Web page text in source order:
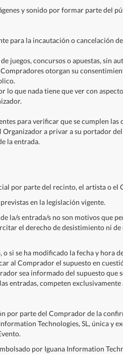
y sonido por formar parte del
para la incautación o cancelación
concursos o apuestas, sin
otorgan su
que nada tiene que ver con
para verificar que se cumplen
a privar a su portador del
la entrada.
por parte del recinto, el artista o
en la legislación vigente.
la/s entrada/s no son motivos que
el derecho de desistimiento ni
si se ha modificado la fecha y hora
al Comprador el supuesto en
sea informado del supuesto
entradas, competen
por parte del Comprador de la
Technologies, SL, única y
por Iguana Information